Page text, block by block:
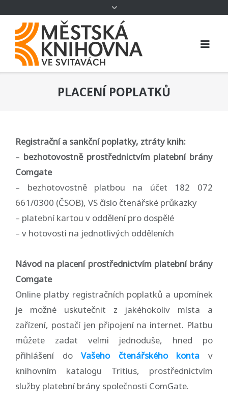
PLACENÍ POPLATKŮ
Registrační a sankční poplatky, ztráty knih:
– bezhotovostně prostřednictvím platební brány
Comgate
– bezhotovostně platbou na účet 182 072
661/0300 (ČSOB), VS číslo čtenářské průkazky
– platební kartou v oddělení pro dospělé
– v hotovosti na jednotlivých odděleních
Návod na placení prostřednictvím platební brány
Comgate
Online platby registračních poplatků a upomínek
je možné uskutečnit z jakéhokoliv místa a
zařízení, postačí jen připojení na internet. Platbu
můžete zadat velmi jednoduše, hned po
přihlášení doVašeho čtenářského konta v
knihovním katalogu Tritius, prostřednictvím
služby platební brány společnosti ComGate.